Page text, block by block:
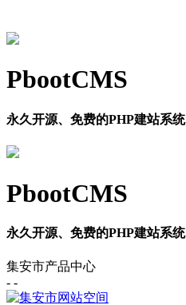
PbootCMS
永久开源、免费的PHP建站系统
PbootCMS
永久开源、免费的PHP建站系统
集安市产品中心
- -